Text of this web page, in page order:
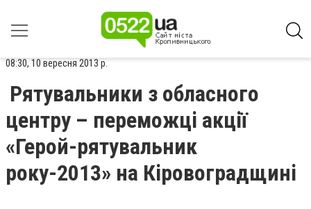
08:30, 10 вересня 2013 р.
Рятувальники з обласного
центру – переможці акції
«Герой-рятувальник
року-2013» на Кіровоградщині